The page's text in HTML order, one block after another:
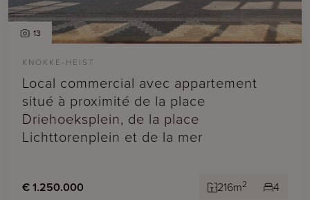
13
KNOKKE-HEIST
Local commercial avec appartement
situé à proximité de la place
Driehoeksplein, de la place
Lichttorenplein et de la mer
€ 1.250.000 216m2 4